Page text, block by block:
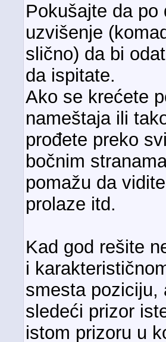
Pokušajte da po
uzvišenje
slično) da bi
da ispitate.
Ako se krećete
nameštaja ili
prođete preko
bočnim
pomažu da
prolaze itd.
Kad god rešite
i
smesta poziciju,
sledeći prizor
istom prizoru u